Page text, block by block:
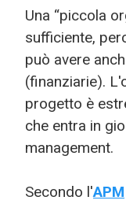
Una “piccola
sufficiente,
può avere
(finanziarie).
progetto è
che entra in
management.
Secondo l'APM